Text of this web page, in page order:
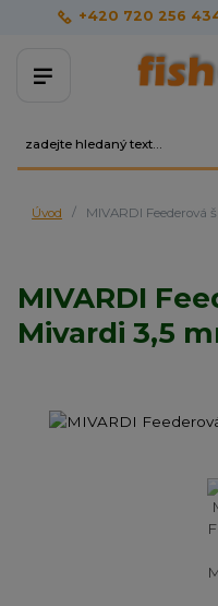
+420 720 256
Úvod MIVARDI Feederová
MIVARDI
Mivardi 3,5